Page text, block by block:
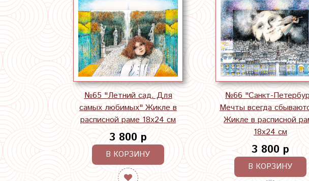
№65 "Летний сад. Для
самых любимых" Жикле в
расписной раме 18х24 см
3 800 р
В КОРЗИНУ
№66 "Санкт-
Мечты всегда
Жикле в расписной
18х24 см
3 800 р
В КОРЗИНУ